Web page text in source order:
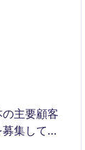
主要顧客
集してい